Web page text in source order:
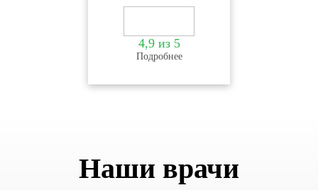
4,9 из 5
Подробнее
Наши врачи